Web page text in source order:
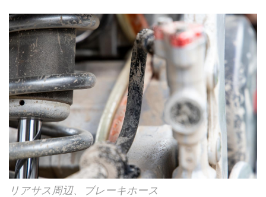
リアサス周辺、ブレーキホース